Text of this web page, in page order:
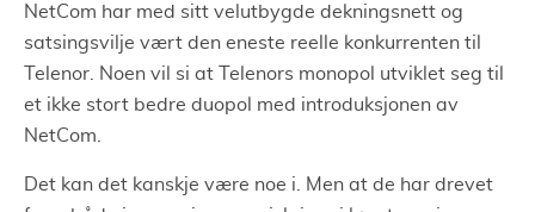
NetCom har med sitt velutbygde dekningsnett og
satsingsvilje vært den eneste reelle konkurrenten til
Telenor. Noen vil si at Telenors monopol utviklet seg til
et ikke stort bedre duopol med introduksjonen av
NetCom.
Det kan det kanskje være noe i. Men at de har drevet